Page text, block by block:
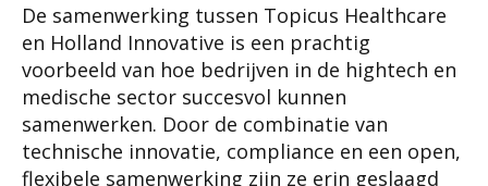
De samenwerking tussen Topicus Healthcare
en Holland Innovative is een prachtig
voorbeeld van hoe bedrijven in de hightech en
medische sector succesvol kunnen
samenwerken. Door de combinatie van
technische innovatie, compliance en een open,
flexibele samenwerking zijn ze erin geslaagd